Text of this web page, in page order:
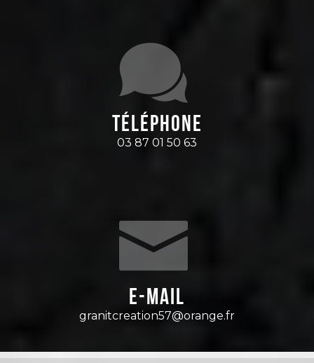
Téléphone
03 87 01 50 63
E-mail
granitcreation57@orange.fr